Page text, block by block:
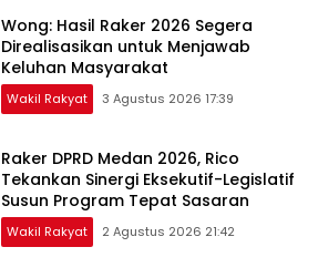
Wong: Hasil Raker 2026 Segera
Direalisasikan untuk Menjawab
Keluhan Masyarakat
Wakil Rakyat 3 Agustus 2026 17:39
Raker DPRD Medan 2026, Rico
Tekankan Sinergi Eksekutif-Legislatif
Susun Program Tepat Sasaran
Wakil Rakyat 2 Agustus 2026 21:42